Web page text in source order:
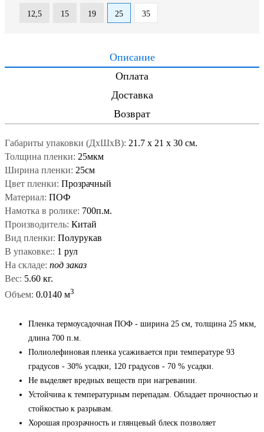
12,5 15 19 25 35
Описание
Оплата
Доставка
Возврат
Габариты упаковки (ДxШxВ): 21.7 x 21 x 30 см.
Толщина пленки: 25мкм
Ширина пленки: 25см
Цвет пленки: Прозрачный
Материал: ПОФ
Намотка в ролике: 700п.м.
Производитель: Китай
Вид пленки: Полурукав
В упаковке:: 1 рул
На складе: под заказ
Вес: 5.60 кг.
Объем: 0.0140 м3
Пленка термоусадочная ПОФ - ширина 25 см, толщина 25 мкм,
длина 700 п.м.
Полиолефиновая пленка усаживается при температуре 93
градусов - 30% усадки, 120 градусов - 70 % усадки.
Не выделяет вредных веществ при нагревании.
Устойчива к температурным перепадам. Обладает прочностью и
стойкостью к разрывам.
Хорошая прозрачность и глянцевый блеск позволяет